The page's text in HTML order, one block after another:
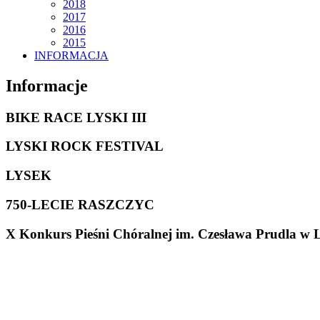
2018
2017
2016
2015
INFORMACJA
Informacje
BIKE RACE LYSKI III
LYSKI ROCK FESTIVAL
LYSEK
750-LECIE RASZCZYC
X Konkurs Pieśni Chóralnej im. Czesława Prudla w